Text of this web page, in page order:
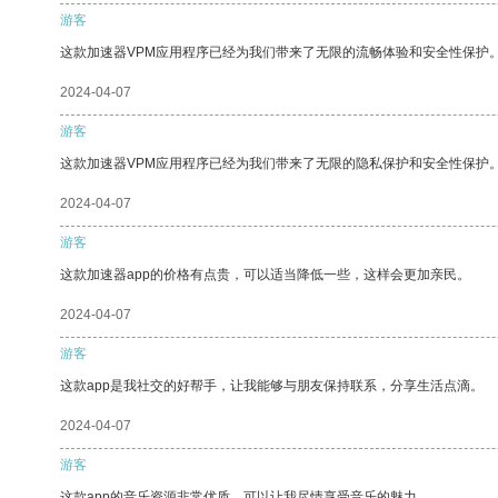
游客
这款加速器VPM应用程序已经为我们带来了无限的流畅体验和安全性保护
2024-04-07
游客
这款加速器VPM应用程序已经为我们带来了无限的隐私保护和安全性保护
2024-04-07
游客
这款加速器app的价格有点贵，可以适当降低一些，这样会更加亲民。
2024-04-07
游客
这款app是我社交的好帮手，让我能够与朋友保持联系，分享生活点滴。
2024-04-07
游客